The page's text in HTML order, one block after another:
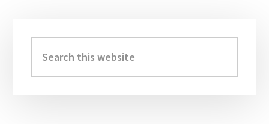
Sidebar
this
website